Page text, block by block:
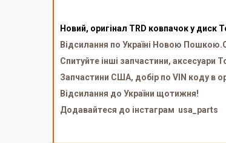
Новий, оригінал TRD ковпачок у диск
Відсилання по Україні Новою
Спитуйте інші запчастини, аксесуари
Запчастини США, добір по VIN коду в
Відсилання до України щотижня!
Додавайтеся до інстаграм usa_parts